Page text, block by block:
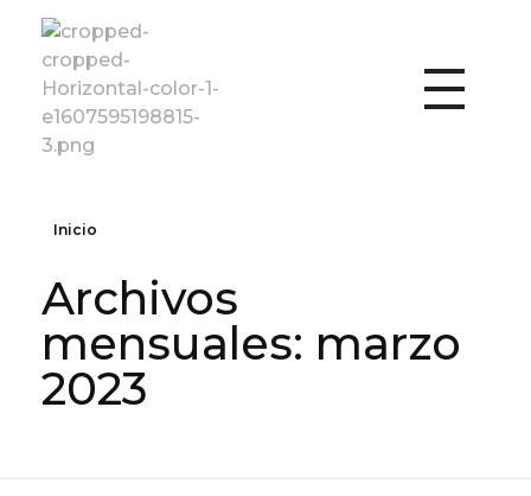
Inicio
Archivos
mensuales: marzo
2023